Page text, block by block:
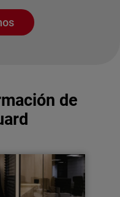
de